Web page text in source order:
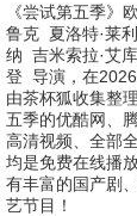
《尝试第五季》
鲁克 夏洛特·莱利
纳 吉米索拉·艾
登 导演，在
由茶杯狐收集整
五季的优酷网、
高清视频、全部
均是免费在线播
有丰富的国产剧
艺节目！